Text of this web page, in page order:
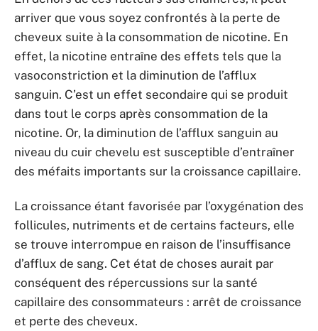
arriver que vous soyez confrontés à la perte de
cheveux suite à la consommation de nicotine. En
effet, la nicotine entraîne des effets tels que la
vasoconstriction et la diminution de l’afflux
sanguin. C’est un effet secondaire qui se produit
dans tout le corps après consommation de la
nicotine. Or, la diminution de l’afflux sanguin au
niveau du cuir chevelu est susceptible d’entraîner
des méfaits importants sur la croissance capillaire.
La croissance étant favorisée par l’oxygénation des
follicules, nutriments et de certains facteurs, elle
se trouve interrompue en raison de l’insuffisance
d’afflux de sang. Cet état de choses aurait par
conséquent des répercussions sur la santé
capillaire des consommateurs : arrêt de croissance
et perte des cheveux.